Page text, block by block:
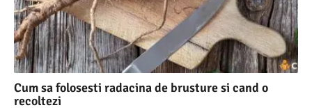
Cum sa folosesti radacina de brusture si cand o
recoltezi